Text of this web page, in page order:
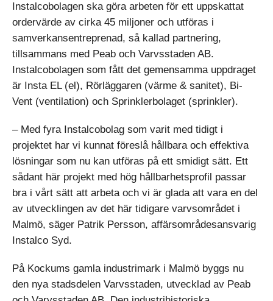
Instalcobolagen ska göra arbeten för ett uppskattat
ordervärde av cirka 45 miljoner och utföras i
samverkansentreprenad, så kallad partnering,
tillsammans med Peab och Varvsstaden AB.
Instalcobolagen som fått det gemensamma uppdraget
är Insta EL (el), Rörläggaren (värme & sanitet), Bi-
Vent (ventilation) och Sprinklerbolaget (sprinkler).
– Med fyra Instalcobolag som varit med tidigt i
projektet har vi kunnat föreslå hållbara och effektiva
lösningar som nu kan utföras på ett smidigt sätt. Ett
sådant här projekt med hög hållbarhetsprofil passar
bra i vårt sätt att arbeta och vi är glada att vara en del
av utvecklingen av det här tidigare varvsområdet i
Malmö, säger Patrik Persson, affärsområdesansvarig
Instalco Syd.
På Kockums gamla industrimark i Malmö byggs nu
den nya stadsdelen Varvsstaden, utvecklad av Peab